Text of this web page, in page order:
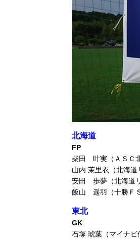
北海道
FP
柴田 叶実（ＡＳＣ
山内 茉里衣（北海道
安田 歩夢（北海道
飯山 遥羽（十勝Ｆ
東北
GK
石塚 琥葉（マイナビ